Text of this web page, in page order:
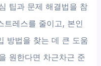
팁과 문제 해결법을 참
트레스를 줄이고, 본인
방법을 찾는 데 큰 도움
원한다면 차근차근 준